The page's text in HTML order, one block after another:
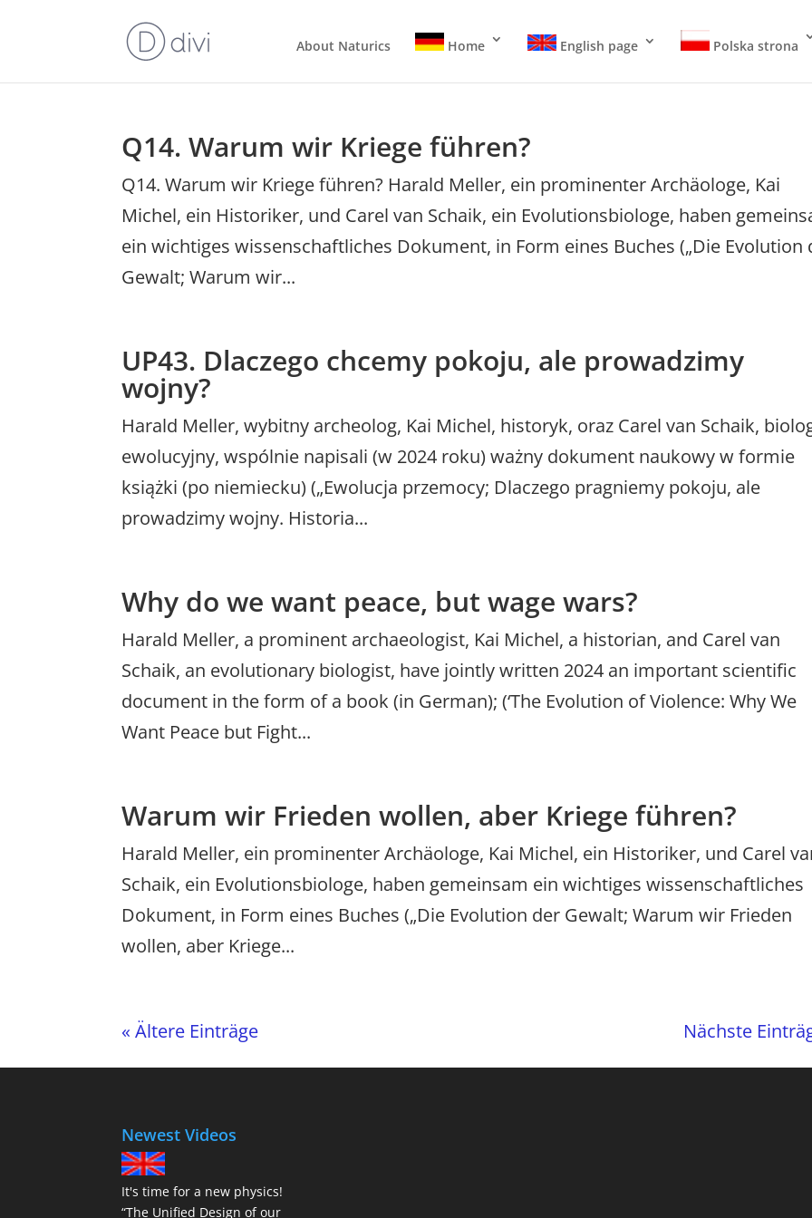
About Naturics Home English page Polska strona
Q14. Warum wir Kriege führen?
Q14. Warum wir Kriege führen? Harald Meller, ein prominenter Archäologe, Kai
Michel, ein Historiker, und Carel van Schaik, ein Evolutionsbiologe, haben
ein wichtiges wissenschaftliches Dokument, in Form eines Buches („Die Evolution
Gewalt; Warum wir...
UP43. Dlaczego chcemy pokoju, ale prowadzimy
wojny?
Harald Meller, wybitny archeolog, Kai Michel, historyk, oraz Carel van Schaik,
ewolucyjny, wspólnie napisali (w 2024 roku) ważny dokument naukowy w formie
książki (po niemiecku) („Ewolucja przemocy; Dlaczego pragniemy pokoju, ale
prowadzimy wojny. Historia...
Why do we want peace, but wage wars?
Harald Meller, a prominent archaeologist, Kai Michel, a historian, and Carel van
Schaik, an evolutionary biologist, have jointly written 2024 an important scientific
document in the form of a book (in German); (‘The Evolution of Violence: Why We
Want Peace but Fight...
Warum wir Frieden wollen, aber Kriege führen?
Harald Meller, ein prominenter Archäologe, Kai Michel, ein Historiker, und Carel
Schaik, ein Evolutionsbiologe, haben gemeinsam ein wichtiges wissenschaftliches
Dokument, in Form eines Buches („Die Evolution der Gewalt; Warum wir Frieden
wollen, aber Kriege...
« Ältere Einträge Nächste
Newest Videos
It's time for a new physics!
“The Unified Design of our